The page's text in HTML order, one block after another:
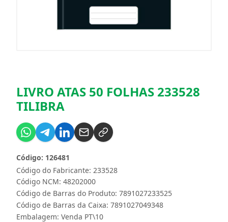
LIVRO ATAS 50 FOLHAS 233528
TILIBRA
Código do Fabricante: 233528
Código: 126481
Código NCM: 48202000
Código de Barras do Produto: 7891027233525
Código de Barras da Caixa: 7891027049348
Embalagem: Venda PT\10